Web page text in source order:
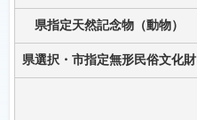
県指定天然記念物（動物）
県選択・市指定無形民俗文化財